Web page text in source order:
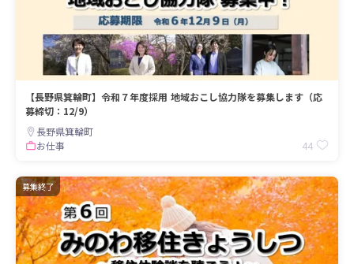
【長野県箕輪町】令和７年度採用 地域おこし協力隊を募集します（応
募締切：12/9）
長野県箕輪町
お仕事
44
募集終了